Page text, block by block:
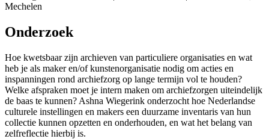
Mechelen
Onderzoek
Hoe kwetsbaar zijn archieven van particuliere organisaties en wat
heb je als maker en/of kunstenorganisatie nodig om acties en
inspanningen rond archiefzorg op lange termijn vol te houden?
Welke afspraken moet je intern maken om archiefzorgen uiteindelijk
de baas te kunnen? Ashna Wiegerink onderzocht hoe Nederlandse
culturele instellingen en makers een duurzame inventaris van hun
collectie kunnen opzetten en onderhouden, en wat het belang van
zelfreflectie hierbij is.